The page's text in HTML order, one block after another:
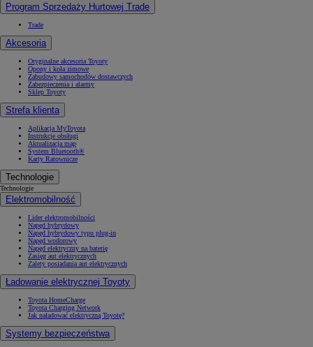
Program Sprzedaży Hurtowej Trade
Trade
Akcesoria
Oryginalne akcesoria Toyoty
Opony i koła zimowe
Zabudowy samochodów dostawczych
Zabezpieczenia i alarmy
Sklep Toyoty
Strefa klienta
Aplikacja MyToyota
Instrukcje obsługi
Aktualizacja map
System Bluetooth®
Karty Ratownicze
Technologie
Technologie
Elektromobilność
Lider elektromobilności
Napęd hybrydowy
Napęd hybrydowy typu plug-in
Napęd wodorowy
Napęd elektryczny na baterię
Zasięg aut elektrycznych
Zalety posiadania aut elektrycznych
Ładowanie elektrycznej Toyoty
Toyota HomeCharge
Toyota Charging Network
Jak naładować elektryczną Toyotę?
Systemy bezpieczeństwa